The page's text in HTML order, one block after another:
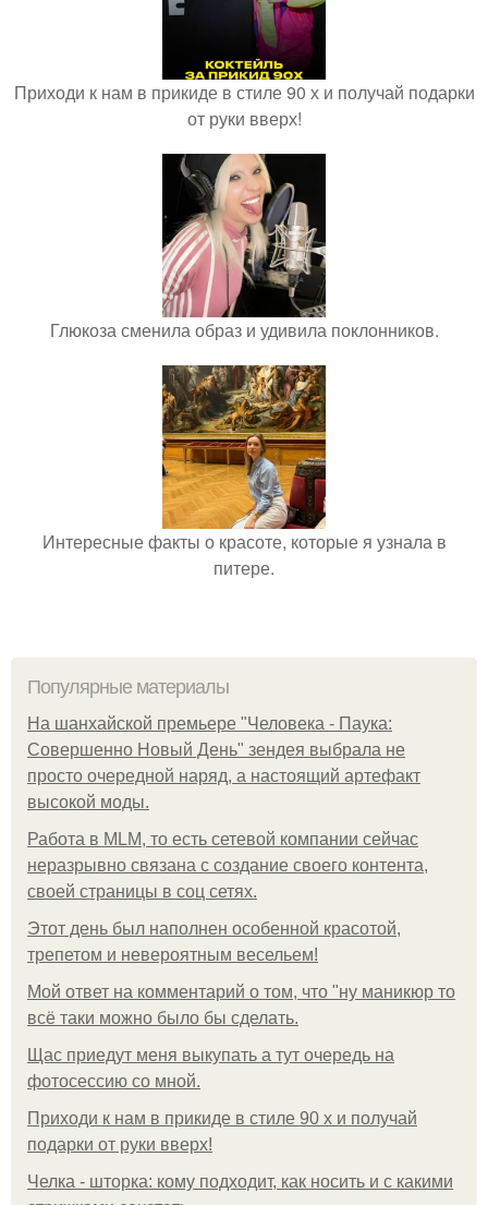
Приходи к нам в прикиде в стиле 90 х и получай подарки
от руки вверх!
Глюкоза сменила образ и удивила поклонников.
Интересные факты о красоте, которые я узнала в
питере.
Популярные материалы
На шанхайской премьере "Человека - Паука:
Совершенно Новый День" зендея выбрала не
просто очередной наряд, а настоящий артефакт
высокой моды.
Работа в MLM, то есть сетевой компании сейчас
неразрывно связана с создание своего контента,
своей страницы в соц сетях.
Этот день был наполнен особенной красотой,
трепетом и невероятным весельем!
Мой ответ на комментарий о том, что "ну маникюр то
всё таки можно было бы сделать.
Щас приедут меня выкупать а тут очередь на
фотосессию со мной.
Приходи к нам в прикиде в стиле 90 х и получай
подарки от руки вверх!
Челка - шторка: кому подходит, как носить и с какими